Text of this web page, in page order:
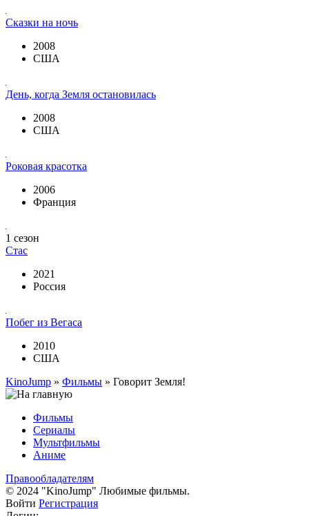
Сказки на ночь
2008
США
День, когда Земля остановилась
2008
США
Роковая красотка
2006
Франция
1 сезон
Стас
2021
Россия
Побег из Вегаса
2010
США
KinoJump » Фильмы » Говорит Земля!
Фильмы
Сериалы
Мультфильмы
Аниме
Правообладателям
© 2024 "KinoJump" Любимые фильмы.
Войти Регистрация